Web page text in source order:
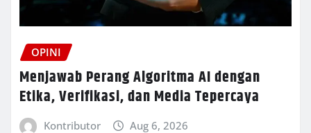
OPINI
Menjawab Perang Algoritma AI dengan
Etika, Verifikasi, dan Media Tepercaya
Kontributor Aug 6, 2026